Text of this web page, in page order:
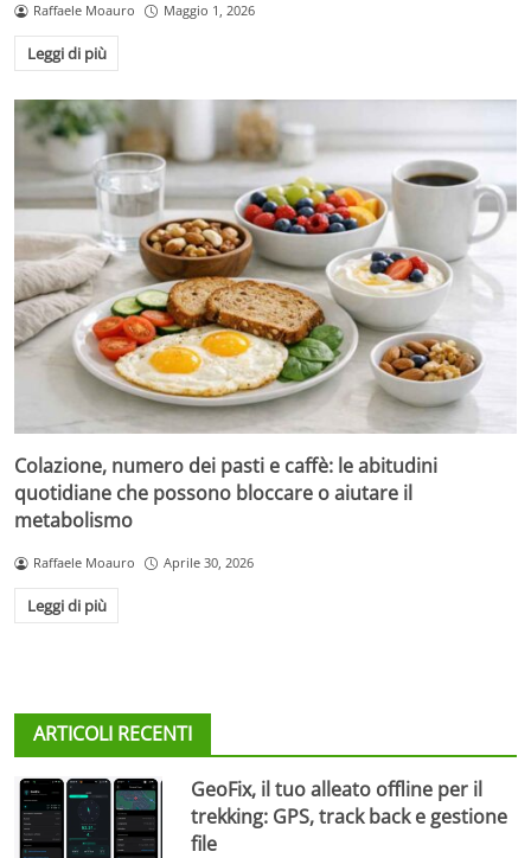
Raffaele Moauro Maggio 1, 2026
Leggi di più
Colazione, numero dei pasti e caffè: le abitudini
quotidiane che possono bloccare o aiutare il
metabolismo
Raffaele Moauro Aprile 30, 2026
Leggi di più
ARTICOLI RECENTI
GeoFix, il tuo alleato offline per il
trekking: GPS, track back e gestione
file